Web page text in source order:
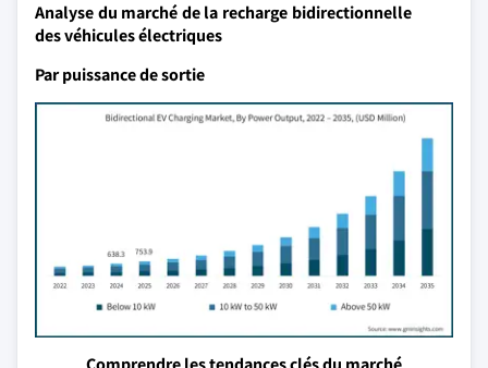
Analyse du marché de la recharge bidirectionnelle
des véhicules électriques
Par puissance de sortie